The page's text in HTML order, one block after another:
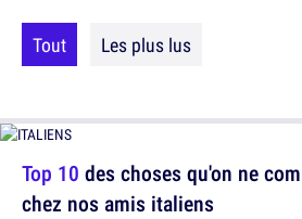
Tout Les plus lus
Top 10 des choses qu'on ne
chez nos amis italiens